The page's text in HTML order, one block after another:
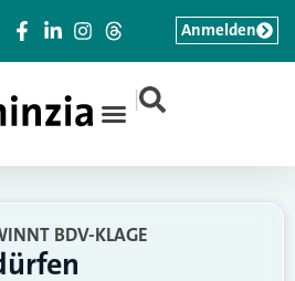
|
Anmelden
BDV-KLAGE